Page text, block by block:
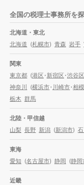
全国の税理士事務所を
北海道・東北
北海道 (札幌市) 青森 岩手
関東
東京都 (港区・新宿区・渋谷区
神奈川
(横浜市・川崎市・相
栃木 群馬
北陸・甲信越
山梨 長野 新潟 (新潟市) 石
東海
愛知 (名古屋市) 静岡 (静岡
近畿